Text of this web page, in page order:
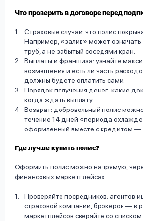
Что проверить в договоре перед
Страховые случаи: что полис
Например, «залив» может означать
труб, а не забытый соседями кран.
Выплаты и франшиза: узнайте
возмещения и есть ли часть
должны будете оплатить сами.
Порядок получения денег: какие
когда ждать выплату.
Возврат: добровольный полис
течение 14 дней «периода
оформленный вместе с кредитом —
Где лучше купить полис?
Оформить полис можно напрямую,
финансовых маркетплейсах.
Проверяйте посредников: агентов
страховой компании, брокеров — в
маркетплейсов сверяйте со